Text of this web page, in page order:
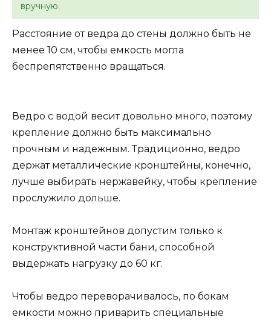
вручную.
Расстояние от ведра до стены должно быть не
менее 10 см, чтобы емкость могла
беспрепятственно вращаться.
Ведро с водой весит довольно много, поэтому
крепление должно быть максимально
прочным и надежным. Традиционно, ведро
держат металлические кронштейны, конечно,
лучше выбирать нержавейку, чтобы крепление
прослужило дольше.
Монтаж кронштейнов допустим только к
конструктивной части бани, способной
выдержать нагрузку до 60 кг.
Чтобы ведро переворачивалось, по бокам
емкости можно приварить специальные